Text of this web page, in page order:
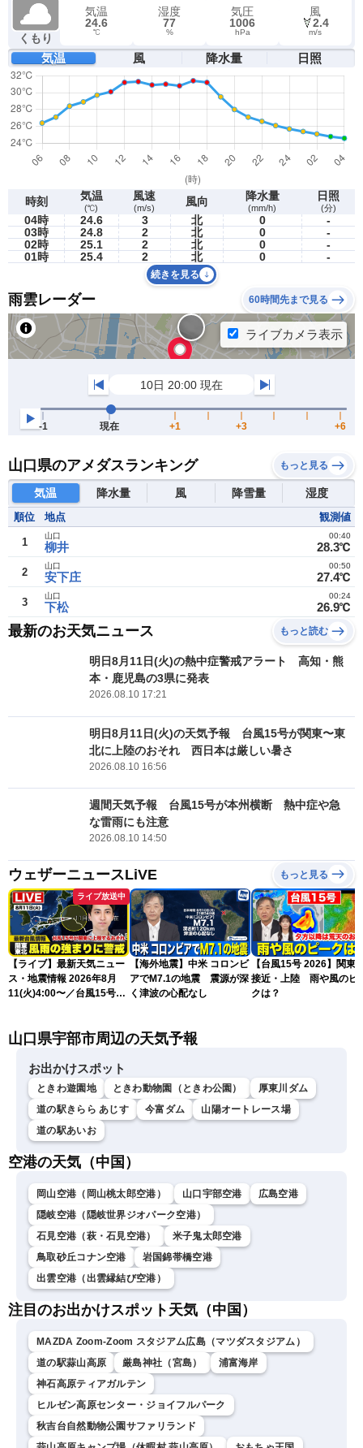
くもり
気温
24.6
℃
湿度
77
%
気圧
1006
hPa
風
2.4
m/s
気温 風 降水量 日照
時刻 気温
(℃)
風速
(m/s) 風向 降水量
(mm/h)
日照
(分)
04時 24.6 3 北 0
-
03時
24.8 2 北 0
-
02時
25.1 2 北 0
-
01時
25.4 2 北 0 -
続きを見る
雨雲レーダー 60時間先まで見る
山口県のアメダスランキング もっと見る
気温 降水量 風 降雪量 湿度
順位 地点 観測値
1 柳井
山口
28.3℃
00:40
2 安下庄
山口
27.4℃
00:50
3 下松
山口
26.9℃
00:24
最新のお天気ニュース もっと読む
明日8月11日(火)の熱中症警戒アラート 高知・熊
本・鹿児島の3県に発表
2026.08.10 17:21
明日8月11日(火)の天気予報 台風15号が関東〜東
北に上陸のおそれ 西日本は厳しい暑さ
2026.08.10 16:56
週間天気予報 台風15号が本州横断 熱中症や急
な雷雨にも注意
2026.08.10 14:50
ウェザーニュースLiVE もっと見る
ライブ放送中
【ライブ】最新天気ニュー
ス・地震情報 2026年8月
11(火)4:00〜／台風15号が
グ・福吉貴文〉／H3ロケッ
【海外地震】中米 コロンビ
アでM7.1の地震 震源が深
く津波の心配なし
【台風15号 2026】関東
接近・上陸 雨や風のピ
クは？
山口県宇部市周辺の天気予報
お出かけスポット
ときわ遊園地 ときわ動物園（ときわ公園）
厚東川ダム
道の駅きらら あじす
今富ダム
山陽オートレース場
道の駅あいお
空港の天気（中国）
岡山空港（岡山桃太郎空港） 山口宇部空港
広島空港
隠岐空港（隠岐世界ジオパーク空港）
石見空港（萩・石見空港）
米子鬼太郎空港
鳥取砂丘コナン空港
岩国錦帯橋空港
出雲空港（出雲縁結び空港）
注目のお出かけスポット天気（中国）
MAZDA Zoom-Zoom スタジアム広島（マツダスタジアム）
道の駅蒜山高原
厳島神社（宮島）
浦富海岸
神石高原ティアガルテン
ヒルゼン高原センター・ジョイフルパーク
秋吉台自然動物公園サファリランド